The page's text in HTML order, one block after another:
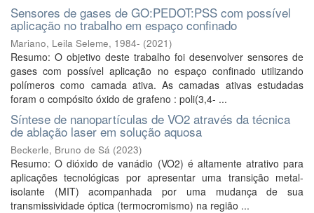
Sensores de gases de GO:PEDOT:PSS com possível
aplicação no trabalho em espaço confinado
Mariano, Leila Seleme, 1984- (2021)
Resumo: O objetivo deste trabalho foi desenvolver sensores de
gases com possível aplicação no espaço confinado utilizando
polímeros como camada ativa. As camadas ativas estudadas
foram o compósito óxido de grafeno : poli(3,4- ...
Síntese de nanopartículas de VO2 através da técnica
de ablação laser em solução aquosa
Beckerle, Bruno de Sá (2023)
Resumo: O dióxido de vanádio (VO2) é altamente atrativo para
aplicações tecnológicas por apresentar uma transição metal-
isolante (MIT) acompanhada por uma mudança de sua
transmissividade óptica (termocromismo) na região ...